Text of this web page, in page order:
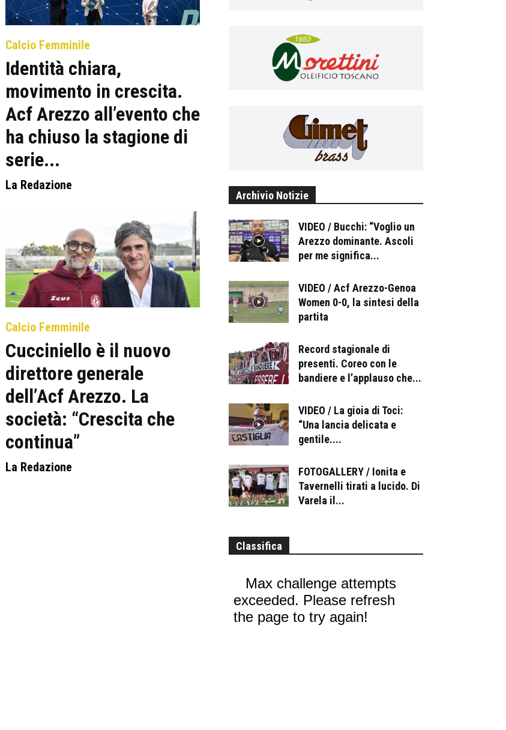
Calcio Femminile
Identità chiara,
movimento in crescita.
Acf Arezzo all’evento che
ha chiuso la stagione di
serie...
La Redazione
Calcio Femminile
Cucciniello è il nuovo
direttore generale
dell’Acf Arezzo. La
società: “Crescita che
continua”
La Redazione
Archivio Notizie
VIDEO / Bucchi: “Voglio un
Arezzo dominante. Ascoli
per me significa...
VIDEO / Acf Arezzo-Genoa
Women 0-0, la sintesi della
partita
Record stagionale di
presenti. Coreo con le
bandiere e l’applauso che...
VIDEO / La gioia di Toci:
“Una lancia delicata e
gentile....
FOTOGALLERY / Ionita e
Tavernelli tirati a lucido. Di
Varela il...
Classifica